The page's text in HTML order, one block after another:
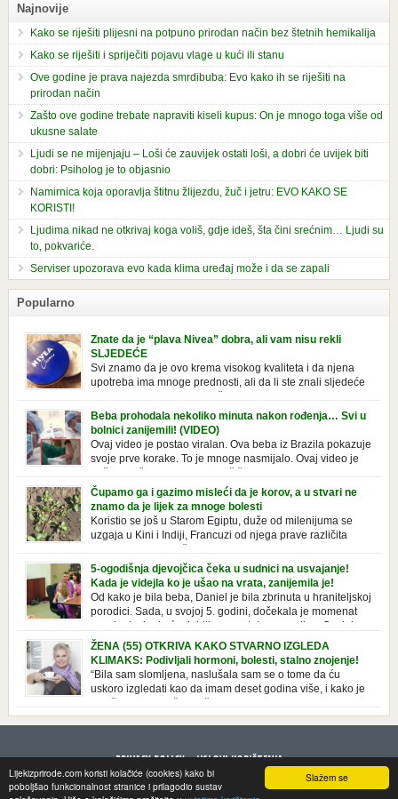
Slažem se
Lijekizprirode.com koristi kolačiće (cookies) kako bi
poboljšao funkcionalnost stranice i prilagodio sustav
Najnovije
Kako se riješiti plijesni na potpuno prirodan način bez štetnih hemikalija
Kako se riješiti i spriječiti pojavu vlage u kući ili stanu
Ove godine je prava najezda smrdibuba: Evo kako ih se riješiti na
prirodan način
Zašto ove godine trebate napraviti kiseli kupus: On je mnogo toga više od
ukusne salate
Ljudi se ne mijenjaju – Loši će zauvijek ostati loši, a dobri će uvijek biti
dobri: Psiholog je to objasnio
Namirnica koja oporavlja štitnu žlijezdu, žuč i jetru: EVO KAKO SE
KORISTI!
Ljudima nikad ne otkrivaj koga voliš, gdje ideš, šta čini srećnim… Ljudi su
to, pokvariće.
Serviser upozorava evo kada klima uređaj može i da se zapali
Popularno
Znate da je “plava Nivea” dobra, ali vam nisu rekli
SLJEDEĆE
Svi znamo da je ovo krema visokog kvaliteta i da njena
upotreba ima mnoge prednosti, ali da li ste znali sljedeće
o njoj. Nivea krema u klasičnoj, plavoj kutiji,
prepoznatljivog mirisa i jednostavne formule, jeste nezamenljiv inventar
u kupatilima i muškaraca i žena. Mnogi ljudi se ne odvajaju od nje, pa je
čak nose sa […]
Beba prohodala nekoliko minuta nakon rođenja… Svi u
bolnici zanijemili! (VIDEO)
Ovaj video je postao viralan. Ova beba iz Brazila pokazuje
svoje prve korake. To je mnoge nasmijalo. Ovaj video je
novorođenih beba. Video je snimila babica, pregledalo ga je preko 80
miliona ljudi. Ove babice su ostale u čudu nakon što su vidjeli kako
beba želi […]
Čupamo ga i gazimo misleći da je korov, a u stvari ne
znamo da je lijek za mnoge bolesti
Koristio se još u Starom Egiptu, duže od milenijuma se
uzgaja u Kini i Indiji, Francuzi od njega prave različita
čupamo ga i bacamo kao korov! Tušt je jednogodišnji, ali vrlo uporan
“korov” koji, ka­da nam se jednom nastani u bašti ili dvorištu, teško ga se
5-ogodišnja djevojčica čeka u sudnici na usvajanje!
Kada je videjla ko je ušao na vrata, zanijemila je!
Od kako je bila beba, Daniel je bila zbrinuta u hraniteljskoj
porodici. Sada, u svojoj 5. godini, dočekala je momenat
usvajanja, kada će dobiti novu, stalnu porodicu. Ovaj dan
je bio veoma poseban za djevojčicu i njenu novu porodicu, ali je uskoro
postao još čarobniji, zahvaljujući socijalnom radniku koji poznaje
Daniel. Njenoj novoj porodici je […]
ŽENA (55) OTKRIVA KAKO STVARNO IZGLEDA
KLIMAKS: Podivljali hormoni, bolesti, stalno znojenje!
“Bila sam slomljena, naslušala sam se o tome da ću
uskoro izgledati kao da imam deset godina više, i kako je
to težak period u životu žene, podloga za mnoge bolesti,
gotovo da nema lijeka”, priča Violeta. “Kada sam napunila 48 godina,
PRIVACY POLICY USLOVI KORIŠTENJA
© 2013 LijekizPrirode. All rights reserved